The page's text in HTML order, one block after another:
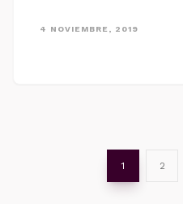
4 NOVIEMBRE, 2019
1 2